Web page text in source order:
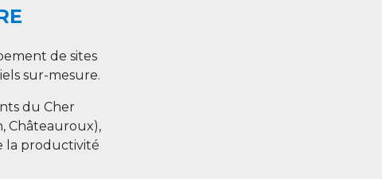
de sites
sur-mesure.
du Cher
Châteauroux),
la productivité